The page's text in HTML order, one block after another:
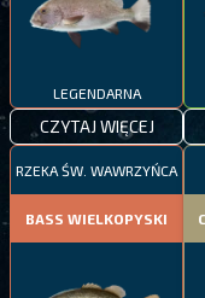
LEGENDARNA
CZYTAJ WIĘCEJ
RZEKA ŚW. WAWRZYŃCA
BASS WIELKOPYSKI